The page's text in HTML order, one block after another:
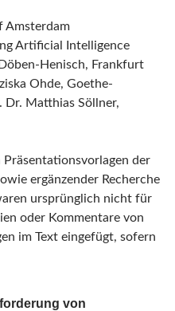
Amsterdam
Artificial Intelligence
Henisch, Frankfurt
Ohde, Goethe-
Matthias Söllner,
Präsentationsvorlagen der
ergänzender Recherche
ursprünglich nicht für
oder Kommentare von
im Text eingefügt, sofern
von